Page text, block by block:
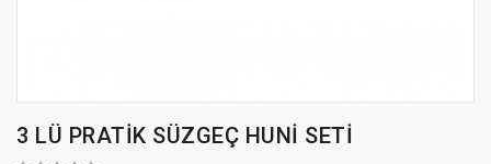
3 LÜ PRATİK SÜZGEÇ HUNİ SETİ